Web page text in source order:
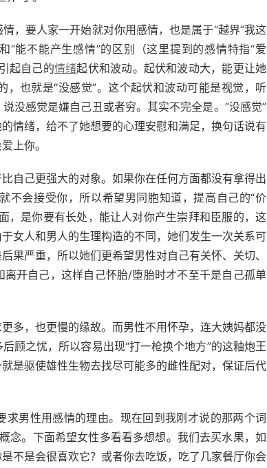
，要人家一开始就对你用感情，也是属于“越界”我这
“能不能产生感情”的区别（这里提到的感情特指“爱
起自己的情绪起伏和波动。起伏和波动大，能更让她
也就是“没感觉”。这个起伏和波动可能是视觉，听
没感觉是嫌自己丑或者穷。其实不完全是。“没感觉”
情绪，给不了她想要的心理安慰和满足，换句话说有
上你。
自己更强大的对象。如果你在任何方面都没有拿得出
不会接受你，所以希望男同胞知道，提高自己的“价
，是你要有长处，能让人对你产生崇拜和臣服的，这
女人和男人的生理构造的不同，她们发生一次关系可
果严重，所以她们更希望男性对自己有关怀、关切、
开自己，这样自己怀胎/堕胎时才不至千是自己孤单
多，也更慢的缘故。而男性不用怀孕，连大姨妈都没
顾之忧，所以容易出现“打一枪换个地方”的这釉炮王
是驱使雄性生物去找尽可能多的雌性配对，保证后代
男性用感情的理由。现在回到我刚才说的那两个词
念。下面希望女性多看看多想想。我们去买水果，如
不是会很喜欢它？或者你去吃饭，吃了几家餐厅你会